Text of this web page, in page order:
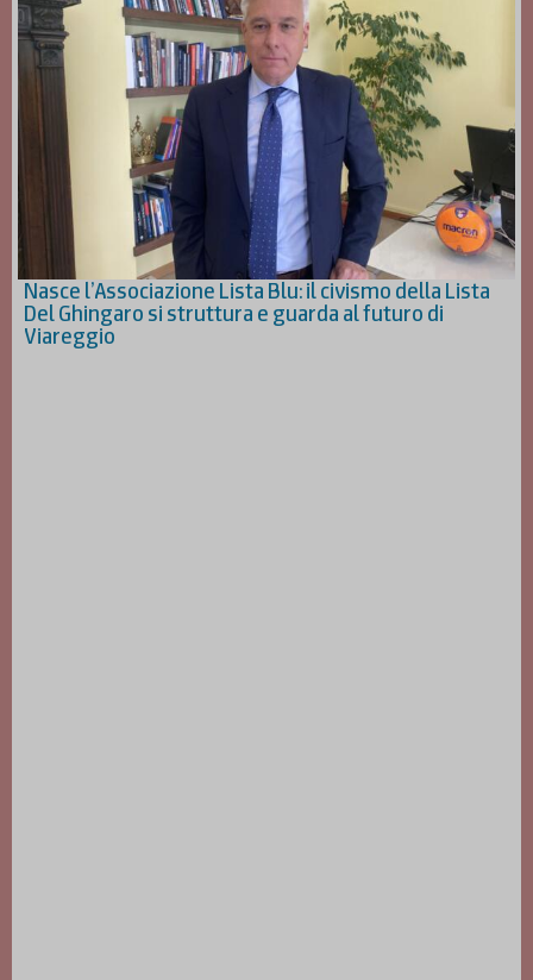
Nasce l’Associazione Lista Blu: il civismo della Lista
Del Ghingaro si struttura e guarda al futuro di
Viareggio